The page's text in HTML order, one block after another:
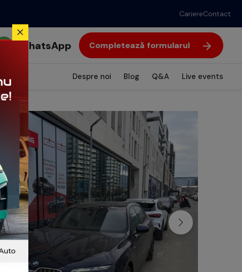
CariereContact
WhatsApp Completează formularul
Despre noi Blog Q&A Live events